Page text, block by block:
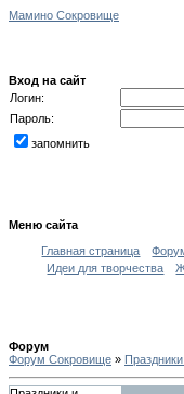
Мамино Сокровище
Вход на сайт
Логин:
Пароль:
запомнить
Меню сайта
Главная страница
Идеи для творчества
Форум
Форум Сокровище »